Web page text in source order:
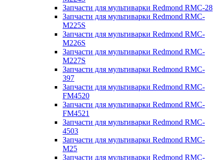
Запчасти для мультиварки Redmond RMC-28
Запчасти для мультиварки Redmond RMC-
M225S
Запчасти для мультиварки Redmond RMC-
M226S
Запчасти для мультиварки Redmond RMC-
M227S
Запчасти для мультиварки Redmond RMC-
397
Запчасти для мультиварки Redmond RMC-
FM4520
Запчасти для мультиварки Redmond RMC-
FM4521
Запчасти для мультиварки Redmond RMC-
4503
Запчасти для мультиварки Redmond RMC-
M25
Запчасти для мультиварки Redmond RMC-